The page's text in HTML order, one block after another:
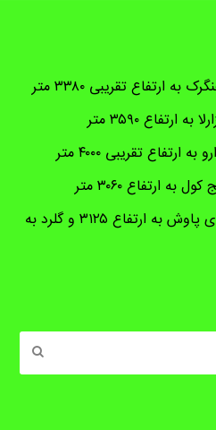
ارتفاع تقریبی ۳۳۸۰ متر
۳۵۹۰ متر
تقریبی ۴۰۰۰ متر
ارتفاع ۳۰۶۰ متر
گزارش برنامه صعود به قله های پاوش به ارتفاع ۳۱۲۵ و گلرد به